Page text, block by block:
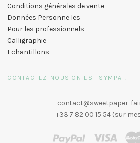
Conditions générales de vente
Données Personnelles
Pour les professionnels
Calligraphie
Echantillons
CONTACTEZ-NOUS ON EST SYMPA !
contact@sweetpaper-
+33 7 82 00 15 54 (sur